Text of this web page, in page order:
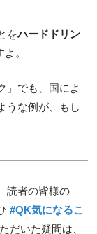
をハードドリン
。
」でも、国によ
うな例が、もし
読者の皆様の
#QK気になるこ
だいた疑問は、